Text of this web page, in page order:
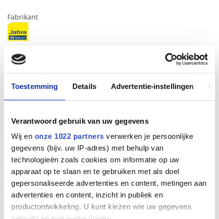
Toestemming Details Advertentie-instellingen
Verantwoord gebruik van uw gegevens
Wij en onze 1022 partners verwerken je persoonlijke
gegevens (bijv. uw IP-adres) met behulp van
technologieën zoals cookies om informatie op uw
apparaat op te slaan en te gebruiken met als doel
gepersonaliseerde advertenties en content, metingen aan
advertenties en content, inzicht in publiek en
productontwikkeling. U kunt kiezen wie uw gegevens
Fabrikant
9559-475-111
EAN code
Bruto advies prijs
€ 364,00
€ 226,49 (€ 274,05 incl.btw)
Bestel
Beschrijving
Voer betere gesprekken, zowel thuis als op kantoor, met
Engage 55. Deze intuïtieve headset is ontworpen voor